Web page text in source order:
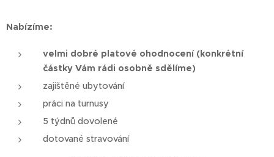
Nabízíme:
velmi dobré platové ohodnocení (konkrétní
částky Vám rádi osobně sdělíme)
zajištěné ubytování
práci na turnusy
5 týdnů dovolené
dotované stravování